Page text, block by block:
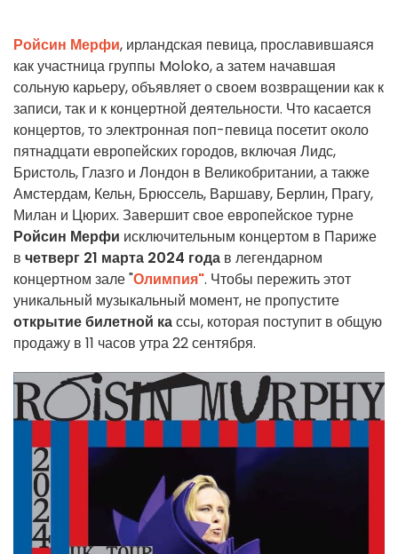
Ройсин Мерфи, ирландская певица, прославившаяся
как участница группы Moloko, а затем начавшая
сольную карьеру, объявляет о своем возвращении как к
записи, так и к концертной деятельности. Что касается
концертов, то электронная поп-певица посетит около
пятнадцати европейских городов, включая Лидс,
Бристоль, Глазго и Лондон в Великобритании, а также
Амстердам, Кельн, Брюссель, Варшаву, Берлин, Прагу,
Милан и Цюрих. Завершит свое европейское турне
Ройсин Мерфи исключительным концертом в Париже
в четверг 21 марта 2024 года в легендарном
концертном зале "Олимпия". Чтобы пережить этот
уникальный музыкальный момент, не пропустите
открытие билетной кассы, которая поступит в общую
продажу в 11 часов утра 22 сентября.